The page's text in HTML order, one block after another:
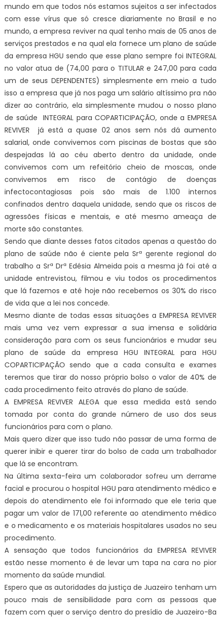
mundo em que todos nós estamos sujeitos a ser infectados
com esse vírus que só cresce diariamente no Brasil e no
mundo, a empresa reviver na qual tenho mais de 05 anos de
serviços prestados e na qual ela fornece um plano de saúde
da empresa HGU sendo que esse plano sempre foi INTEGRAL
no valor atua de (74,00 para o TITULAR e 247,00 para cada
um de seus DEPENDENTES) simplesmente em meio a tudo
isso a empresa que já nos paga um salário altíssimo pra não
dizer ao contrário, ela simplesmente mudou o nosso plano
de saúde INTEGRAL para COPARTICIPAÇÃO, onde a EMPRESA
REVIVER já está a quase 02 anos sem nós dá aumento
salarial, onde convivemos com piscinas de bostas que são
despejadas lá ao céu aberto dentro da unidade, onde
convivemos com um refeitório cheio de moscas, onde
convivemos em risco de contágio de doenças
infectocontagiosas pois são mais de 1.100 internos
confinados dentro daquela unidade, sendo que os riscos de
agressões físicas e mentais, e até mesmo ameaça de
morte são constantes.
Sendo que diante desses fatos citados apenas a questão do
plano de saúde não é ciente pela Srª gerente regional do
trabalho a Srª Drª Edésia Almeida pois a mesma já foi até a
unidade entrevistou, filmou e viu todos os procedimentos
que lá fazemos e até hoje não recebemos os 30% do risco
de vida que a lei nos concede.
Mesmo diante de todas essas situações a EMPRESA REVIVER
mais uma vez vem expressar a sua imensa e solidária
consideração para com os seus funcionários e mudar seu
plano de saúde da empresa HGU INTEGRAL para HGU
COPARTICIPAÇÃO sendo que a cada consulta e exames
teremos que tirar do nosso próprio bolso o valor de 40% de
cada procedimento feito através do plano de saúde.
A EMPRESA REVIVER ALEGA que essa medida está sendo
tomada por conta do grande número de uso dos seus
funcionários para com o plano.
Mais quero dizer que isso tudo não passar de uma forma de
querer inibir e querer tirar do bolso de cada um trabalhador
que lá se encontram.
Na última sexta-feira um colaborador sofreu um derrame
facial e procurou o hospital HGU para atendimento médico e
depois do atendimento ele foi informado que ele teria que
pagar um valor de 171,00 referente ao atendimento médico
e o medicamento e os materiais hospitalares usados no seu
procedimento.
A sensação que todos funcionários da EMPRESA REVIVER
estão nesse momento é de levar um tapa na cara no pior
momento da saúde mundial.
Espero que as autoridades da justiça de Juazeiro tenham um
pouco mais de sensibilidade para com as pessoas que
fazem com quer o serviço dentro do presídio de Juazeiro-Ba